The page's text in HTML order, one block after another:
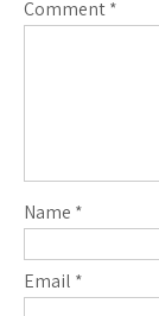
Comment*
Name *
Email *